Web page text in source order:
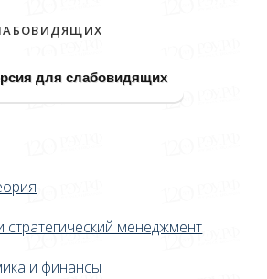
для слабовидящих
стратегический менеджмент
и финансы